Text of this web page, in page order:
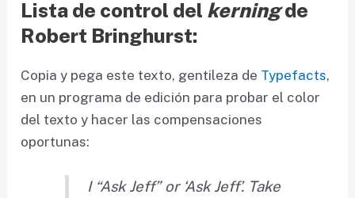
Lista de control del kerningde
Robert Bringhurst:
Copia y pega este texto, gentileza de Typefacts,
en un programa de edición para probar el color
del texto y hacer las compensaciones
oportunas:
I “Ask Jeff”or ‘Ask Jeff’.Take